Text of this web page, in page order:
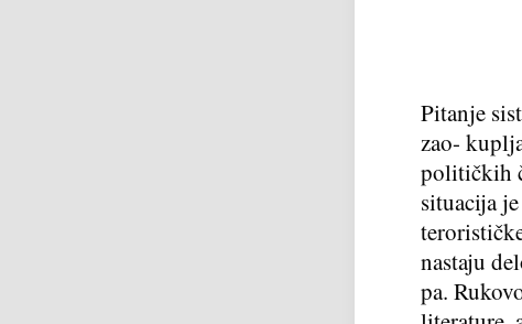
Pitanje
zao-
političkih
situacija
nastaju
pa.